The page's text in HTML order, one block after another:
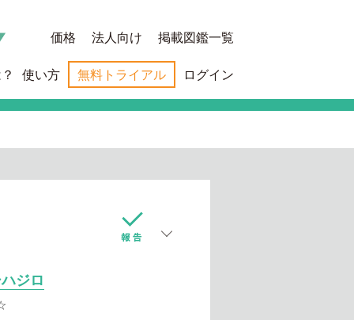
価格 法人向け 掲載図鑑一覧
使い方 無料トライアル ログイン
ジロ